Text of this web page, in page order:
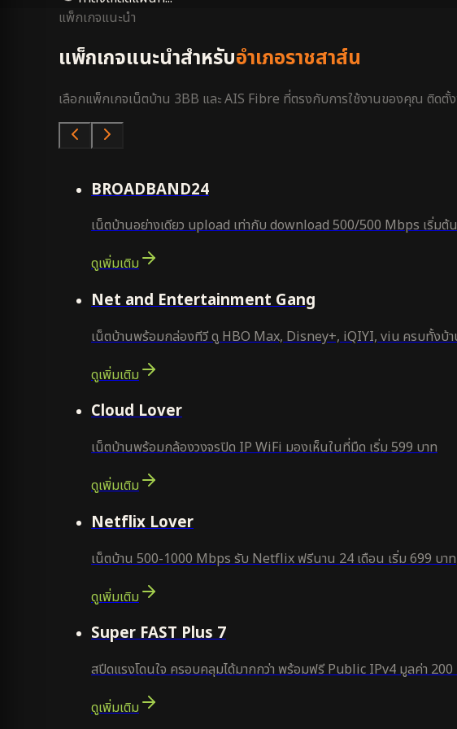
แพ็กเกจแนะนำ
แพ็กเกจแนะนำสำหรับอำเภอราชสาส์น
เลือกแพ็กเกจเน็ตบ้าน 3BB และ AIS Fibre ที่ตรงกับการใช้งานของคุณ ติด
BROADBAND24
เน็ตบ้านอย่างเดียว upload เท่ากับ download 500/500 Mbps เริ่มต้
ดูเพิ่มเติม
Net and Entertainment Gang
เน็ตบ้านพร้อมกล่องทีวี ดู HBO Max, Disney+, iQIYI, viu ครบทั้งบ้า
ดูเพิ่มเติม
Cloud Lover
เน็ตบ้านพร้อมกล้องวงจรปิด IP WiFi มองเห็นในที่มืด เริ่ม 599 บาท
ดูเพิ่มเติม
Netflix Lover
เน็ตบ้าน 500-1000 Mbps รับ Netflix ฟรีนาน 24 เดือน เริ่ม 699 บาท
ดูเพิ่มเติม
Super FAST Plus 7
สปีดแรงโดนใจ ครอบคลุมได้มากกว่า พร้อมฟรี Public IPv4 มูลค่า 200
ดูเพิ่มเติม